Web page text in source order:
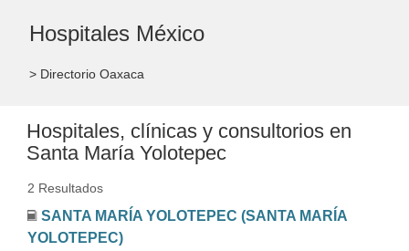
Hospitales México
> Directorio Oaxaca
Hospitales, clínicas y consultorios en
Santa María Yolotepec
2 Resultados
SANTA MARÍA YOLOTEPEC (SANTA MARÍA
YOLOTEPEC)